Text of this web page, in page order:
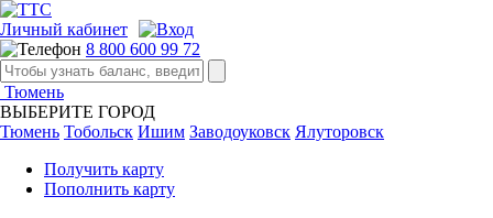
Личный кабинет
8 800 600 99 72
Тюмень
ВЫБЕРИТЕ ГОРОД
Тюмень Тобольск Ишим Заводоуковск Ялуторовск
Получить карту
Пополнить карту